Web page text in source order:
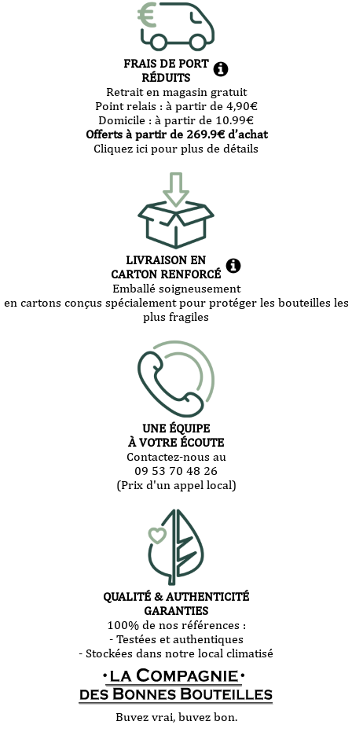
FRAIS DE PORT
RÉDUITS
Retrait en magasin gratuit
Point relais : à partir de 4,90€
Domicile : à partir de 10.99€
Offerts à partir de 269.9€ d’achat
Cliquez ici pour plus de détails
LIVRAISON EN
CARTON RENFORCÉ
Emballé soigneusement
en cartons conçus spécialement pour protéger les bouteilles les
plus fragiles
UNE ÉQUIPE
À VOTRE ÉCOUTE
Contactez-nous au
09 53 70 48 26
(Prix d'un appel local)
QUALITÉ & AUTHENTICITÉ
GARANTIES
100% de nos références :
- Testées et authentiques
- Stockées dans notre local climatisé
Buvez vrai, buvez bon.